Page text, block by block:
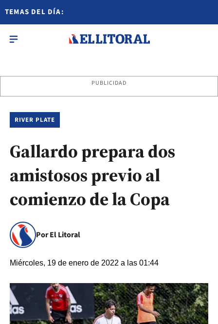
TEMAS DEL DÍA:
PUBLICIDAD
RIVER PLATE
Gallardo prepara dos
amistosos previo al
comienzo de la Copa
Por El Litoral
Miércoles, 19 de enero de 2022 a las 01:44